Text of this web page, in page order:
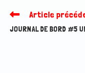
Read
articles
Article
JOURNAL DE BORD #5